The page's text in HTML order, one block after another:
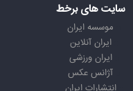
سایت های برخط
موسسه ایران
ایران آنلاین
ایران ورزشی
آژانس عکس